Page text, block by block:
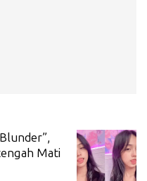
Mati